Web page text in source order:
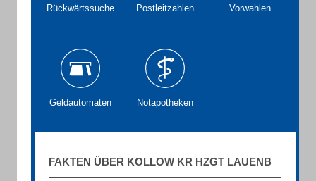
Rückwärtssuche Postleitzahlen Vorwahlen
Geldautomaten Notapotheken
FAKTEN ÜBER KOLLOW KR HZGT LAUENB